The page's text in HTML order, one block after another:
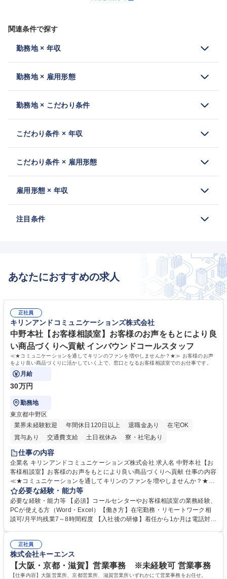
関連条件で探す
勤務地 × 年収
勤務地 × 雇用形態
勤務地 × こだわり条件
こだわり条件 × 年収
こだわり条件 × 雇用形態
雇用形態 × 年収
注目条件
あなたにおすすめの求人
正社員
キリンアンドコミュニケーションズ株式会社
中野本社【お客様相談室】お客様のお声をもとにより良
い商品づくりへ貢献 インバウンドコールスタッフ
≪★コミュニケーションを通してキリンのファンを増やしませんか？★≫ お客様のお声
をより良い商品づくりに活かしていく上で、窓口となるお客様相談室でのお仕事です。
月給
30万円
勤務地
東京都中野区
業界未経験歓迎
年間休日120日以上 退職金あり
在宅OK
賞与あり
交通費支給 土日祝休み 寮・社宅あり
仕事の内容
企業名 キリンアンドコミュニケーションズ株式会社 求人名 中野本社【お
客様相談室】お客様のお声をもとにより良い商品づくりへ貢献 仕事の内容
≪★コミュニケーションを通してキリンのファンを増やしませんか？★≫
お客様のお声をより良い商品づくりに活かしていく上で、窓口となるお客
様相談室でのお仕事です。 日々お客様からいただくキリングループへのご
意見を、企業活動に活かしています。お客様からの声に迅速かつ誠意をも
って対応、情報提供するとともにグループ内活動に反映しています。 【具
平均100件前後■メール・手紙：同上40件前後 募集職種 中野本社【お客様
相談室】お客様のお声をもとにより良い商品づくりへ貢献
必要な経験・能力等
必要な経験・能力等 【必須】コールセンターやお客様相談室の業務経験、
PCが使える方（Word・Excel）【働き方】在宅勤務・リモートワーク相
談可/月平均残業7～8時間程度 【入社後の研修】着任から1か月は電話対応
すのでご安心ください。 【当社について】キリングループの広報機能を担
う会社として、お客様との出会いを大切にし、磨き上げたホスピタリティ
を込めてコミュニケーションをとりながら広報関連業務を行っておりま
す。 学歴・資格 学歴：大学院 大学 高専 短大 専修学校 高校 語学力： 資
正社員
株式会社キーエンス
【大阪・京都・滋賀】営業事務 ※未経験可 営業事務
【仕事内容】大阪営業所、京都営業所、滋賀営業所いずれかにて営業事務をお任せ。